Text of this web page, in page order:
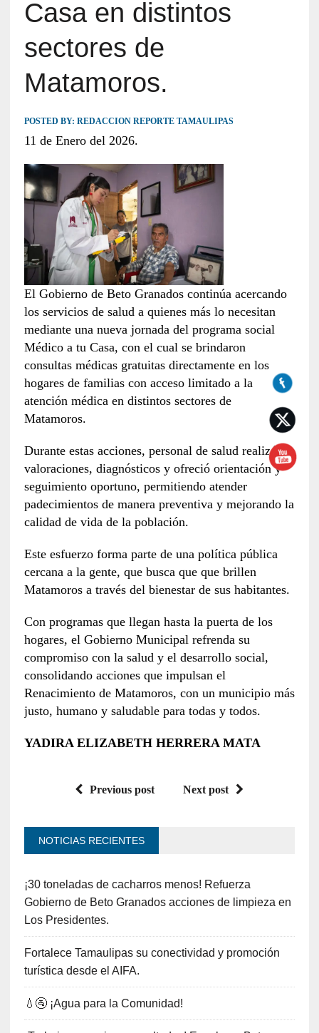
Casa en distintos
sectores de
Matamoros.
POSTED BY: REDACCION REPORTE TAMAULIPAS
11 de Enero del 2026.
El Gobierno de Beto Granados continúa acercando
los servicios de salud a quienes más lo necesitan
mediante una nueva jornada del programa social
Médico a tu Casa, con el cual se brindaron
consultas médicas gratuitas directamente en los
hogares de familias con acceso limitado a la
atención médica en distintos sectores de
Matamoros.
Durante estas acciones, personal de salud realizó
valoraciones, diagnósticos y ofreció orientación y
seguimiento oportuno, permitiendo atender
padecimientos de manera preventiva y mejorando la
calidad de vida de la población.
Este esfuerzo forma parte de una política pública
cercana a la gente, que busca que que brillen
Matamoros a través del bienestar de sus habitantes.
Con programas que llegan hasta la puerta de los
hogares, el Gobierno Municipal refrenda su
compromiso con la salud y el desarrollo social,
consolidando acciones que impulsan el
Renacimiento de Matamoros, con un municipio más
justo, humano y saludable para todas y todos.
YADIRA ELIZABETH HERRERA MATA
Previous post Next post
NOTICIAS RECIENTES
¡30 toneladas de cacharros menos! Refuerza
Gobierno de Beto Granados acciones de limpieza en
Los Presidentes.
Fortalece Tamaulipas su conectividad y promoción
turística desde el AIFA.
💧🚰 ¡Agua para la Comunidad!